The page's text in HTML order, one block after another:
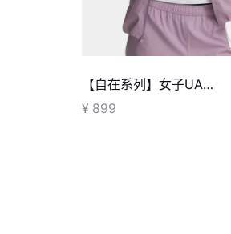
【自在系列】女子UA
Unstoppable梭织夹克
¥ 899